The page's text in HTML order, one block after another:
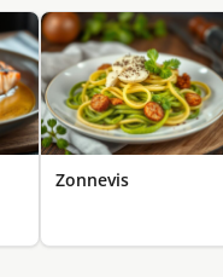
Zonnevis